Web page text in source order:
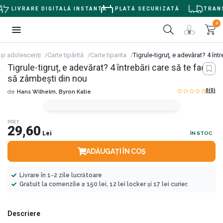
LIVRARE DIGITALĂ INSTANTĂ PLATĂ SECURIZATĂ
0
adolescenți Carte tipărită Carte tiparita Tigrule-tigruț, e adevărat? 4
Tigrule-tigruț, e adevărat? 4 întrebări care să te facă
să zâmbești din nou
de Hans Wilhelm, Byron Katie 0(0)
PREȚ
29,60 Lei ÎN STOC
ADĂUGAȚI ÎN COȘ
Livrare în 1-2 zile lucrătoare
Gratuit la comenzile ≥ 150 lei, 12 lei locker și 17 lei curier.
Descriere